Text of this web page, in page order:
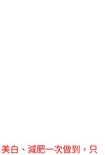
白、減肥一次做到，只